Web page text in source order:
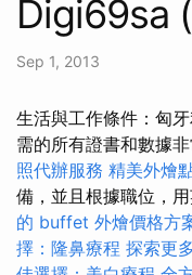
Digi69sa
Sep 1, 2013
生活與工作條件：匈
需的所有證書和數據非
照代辦服務 精美外燴
備，並且根據職位，用
的 buffet 外燴價格方
擇：隆鼻療程 探索更